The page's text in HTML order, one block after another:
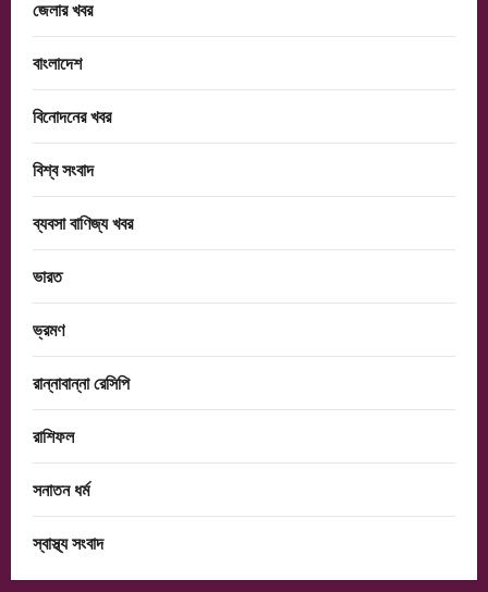
জেলার খবর
বাংলাদেশ
বিনোদনের খবর
বিশ্ব সংবাদ
ব্যবসা বাণিজ্য খবর
ভারত
ভ্রমণ
রান্নাবান্না রেসিপি
রাশিফল
সনাতন ধর্ম
স্বাস্থ্য সংবাদ